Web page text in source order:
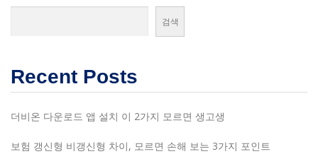
검색
Recent Posts
더비온 다운로드 앱 설치 이 2가지 모르면 생고생
보험 갱신형 비갱신형 차이, 모르면 손해 보는 3가지 포인트